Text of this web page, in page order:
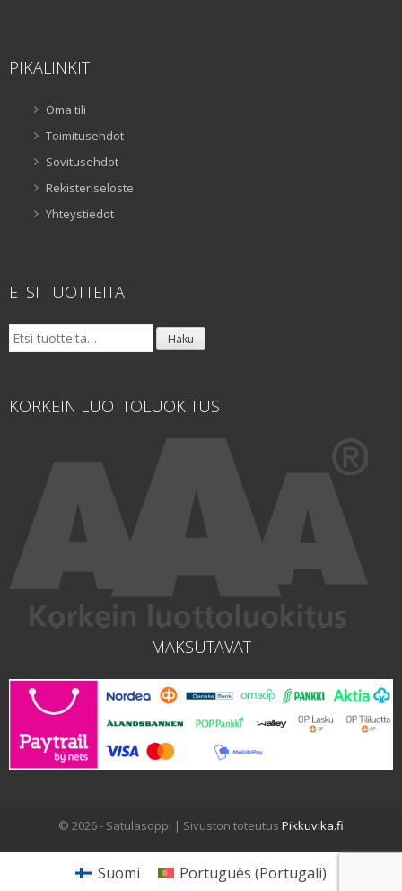
PIKALINKIT
Oma tili
Toimitusehdot
Sovitusehdot
Rekisteriseloste
Yhteystiedot
ETSI TUOTTEITA
Etsi: Haku
KORKEIN LUOTTOLUOKITUS
MAKSUTAVAT
© 2026 - Satulasoppi | Sivuston toteutus Pikkuvika.fi
Suomi Português (Portugali)